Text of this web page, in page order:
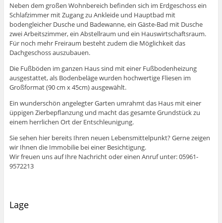
Neben dem großen Wohnbereich befinden sich im Erdgeschoss ein
Schlafzimmer mit Zugang zu Ankleide und Hauptbad mit
bodengleicher Dusche und Badewanne, ein Gäste-Bad mit Dusche
zwei Arbeitszimmer, ein Abstellraum und ein Hauswirtschaftsraum.
Für noch mehr Freiraum besteht zudem die Möglichkeit das
Dachgeschoss auszubauen.
Die Fußböden im ganzen Haus sind mit einer Fußbodenheizung
ausgestattet, als Bodenbeläge wurden hochwertige Fliesen im
Großformat (90 cm x 45cm) ausgewählt.
Ein wunderschön angelegter Garten umrahmt das Haus mit einer
üppigen Zierbepflanzung und macht das gesamte Grundstück zu
einem herrlichen Ort der Entschleunigung.
Sie sehen hier bereits Ihren neuen Lebensmittelpunkt? Gerne zeigen
wir Ihnen die Immobilie bei einer Besichtigung.
Wir freuen uns auf Ihre Nachricht oder einen Anruf unter: 05961-
9572213
Lage